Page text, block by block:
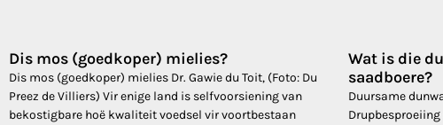
Dis mos (goedkoper) mielies?
Dis mos (goedkoper) mielies Dr. Gawie du Toit, (Foto: Du
Preez de Villiers) Vir enige land is selfvoorsiening van
bekostigbare hoë kwaliteit voedsel vir voortbestaan
Wat is die
saadboere?
Duursame
Drupbesproeiing